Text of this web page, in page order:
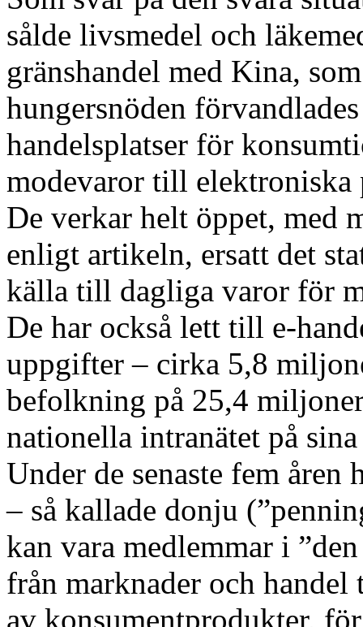
sålde livsmedel och
gränshandel med Kina,
hungersnöden
handelsplatser för
modevaror till elektroniska
De verkar helt öppet, med
enligt artikeln, ersatt det
källa till dagliga varor för
De har också lett till e-
uppgifter – cirka 5,8
befolkning på 25,4
nationella intranätet på
Under de senaste fem åren
– så kallade donju
kan vara medlemmar i
från marknader och
av konsumentprodukter,